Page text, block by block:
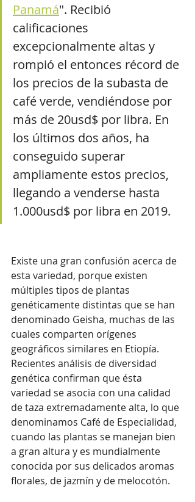
Panamá". Recibió
calificaciones
excepcionalmente altas y
rompió el entonces récord de
los precios de la subasta de
café verde, vendiéndose por
más de 20usd$ por libra. En
los últimos dos años, ha
conseguido superar
ampliamente estos precios,
llegando a venderse hasta
1.000usd$ por libra en 2019.
Existe una gran confusión acerca de
esta variedad, porque existen
múltiples tipos de plantas
genéticamente distintas que se han
denominado Geisha, muchas de las
cuales comparten orígenes
geográficos similares en Etiopía.
Recientes análisis de diversidad
genética confirman que ésta
variedad se asocia con una calidad
de taza extremadamente alta, lo que
denominamos Café de Especialidad,
cuando las plantas se manejan bien
a gran altura y es mundialmente
conocida por sus delicados aromas
florales, de jazmín y de melocotón.